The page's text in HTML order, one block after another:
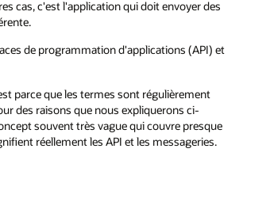
cas, c'est l'application qui doit envoyer des
de programmation d'applications (API) et
parce que les termes sont régulièrement
des raisons que nous expliquerons ci-
souvent très vague qui couvre presque
réellement les API et les messageries.